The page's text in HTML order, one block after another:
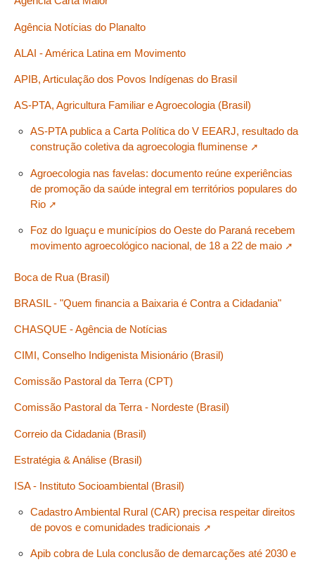
Agência Notícias do Planalto
ALAI - América Latina em Movimento
APIB, Articulação dos Povos Indígenas do Brasil
AS-PTA, Agricultura Familiar e Agroecologia (Brasil)
AS-PTA publica a Carta Política do V EEARJ, resultado da
construção coletiva da agroecologia fluminense
Agroecologia nas favelas: documento reúne experiências
de promoção da saúde integral em territórios populares do
Rio
Foz do Iguaçu e municípios do Oeste do Paraná recebem
movimento agroecológico nacional, de 18 a 22 de maio
Boca de Rua (Brasil)
BRASIL - "Quem financia a Baixaria é Contra a Cidadania"
CHASQUE - Agência de Notícias
CIMI, Conselho Indigenista Misionário (Brasil)
Comissão Pastoral da Terra (CPT)
Comissão Pastoral da Terra - Nordeste (Brasil)
Correio da Cidadania (Brasil)
Estratégia & Análise (Brasil)
ISA - Instituto Socioambiental (Brasil)
Cadastro Ambiental Rural (CAR) precisa respeitar direitos
de povos e comunidades tradicionais
Apib cobra de Lula conclusão de demarcações até 2030 e